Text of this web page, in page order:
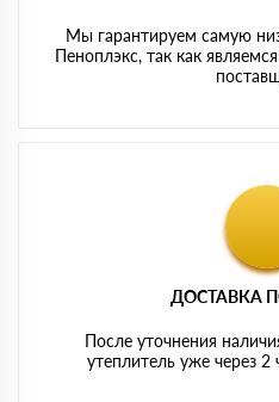
Мы гарантируем самую
Пеноплэкс, так как
ДОСТАВКА
После уточнения
утеплитель уже через 2